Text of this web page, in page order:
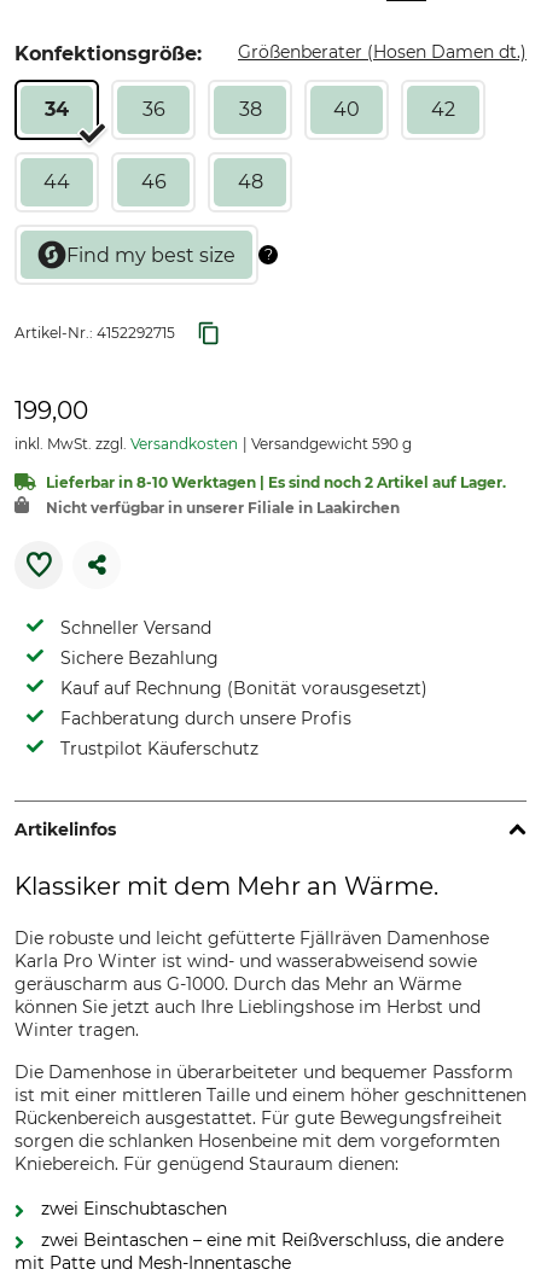
Konfektionsgröße: Größenberater (Hosen Damen dt.)
34 36 38 40 42
44 46 48
Artikel-Nr.: 4152292715
199,00
inkl. MwSt. zzgl. Versandkosten Versandgewicht 590 g
Lieferbar in 8-10 Werktagen | Es sind noch 2 Artikel auf Lager.
Nicht verfügbar in unserer Filiale in Laakirchen
Schneller Versand
Sichere Bezahlung
Kauf auf Rechnung (Bonität vorausgesetzt)
Fachberatung durch unsere Profis
Trustpilot Käuferschutz
Artikelinfos
Klassiker mit dem Mehr an Wärme.
Die robuste und leicht gefütterte Fjällräven Damenhose
Karla Pro Winter ist wind- und wasserabweisend sowie
geräuscharm aus G-1000. Durch das Mehr an Wärme
können Sie jetzt auch Ihre Lieblingshose im Herbst und
Winter tragen.
Die Damenhose in überarbeiteter und bequemer Passform
ist mit einer mittleren Taille und einem höher geschnittenen
Rückenbereich ausgestattet. Für gute Bewegungsfreiheit
sorgen die schlanken Hosenbeine mit dem vorgeformten
Kniebereich. Für genügend Stauraum dienen:
zwei Einschubtaschen
zwei Beintaschen – eine mit Reißverschluss, die andere
mit Patte und Mesh-Innentasche